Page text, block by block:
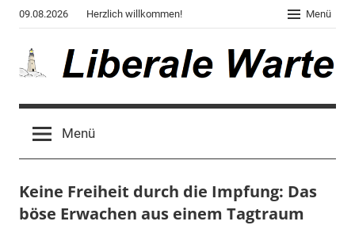
Zum
Inhalt
springen
09.08.2026 Herzlich willkommen! Menü
Liberale
Warte
des
"Corona,
Klima,
Menü
Keine Freiheit durch die Impfung: Das
böse Erwachen aus einem Tagtraum